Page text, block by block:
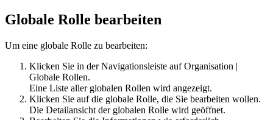
Globale Rolle bearbeiten
Um eine globale Rolle zu bearbeiten:
Klicken Sie in der Navigationsleiste aufOrganisation |
Globale Rollen.
Eine Liste aller globalen Rollen wird angezeigt.
Klicken Sie auf die globale Rolle, die Sie bearbeiten wollen.
Die Detailansicht der globalen Rolle wird geöffnet.